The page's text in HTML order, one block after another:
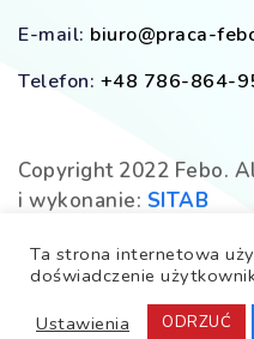
E-mail: biuro@praca-
Telefon: +48 786-864-
Copyright 2022 Febo.
i wykonanie: SITAB
Facebook
Ta strona internetowa
doświadczenie
Ustawienia
ODRZUĆ